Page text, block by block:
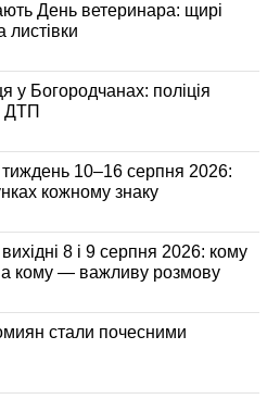
День ветеринара: щирі
листівки
у Богородчанах: поліція
ДТП
10–16 серпня 2026:
кожному знаку
8 і 9 серпня 2026: кому
а кому — важливу розмову
стали почесними